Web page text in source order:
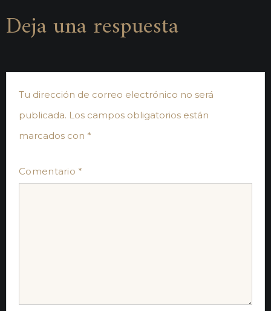
Deja una respuesta
Tu dirección de correo electrónico no será
publicada. Los campos obligatorios están
marcados con *
Comentario *